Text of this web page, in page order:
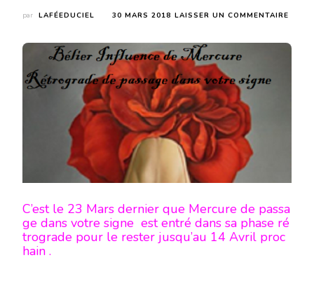
par LAFÉEDUCIEL 30 MARS 2018 LAISSER UN COMMENTAIRE
C’est le 23 Mars dernier que Mercure de passa
ge dans votre signe est entré dans sa phase ré
trograde pour le rester jusqu’au 14 Avril proc
hain .